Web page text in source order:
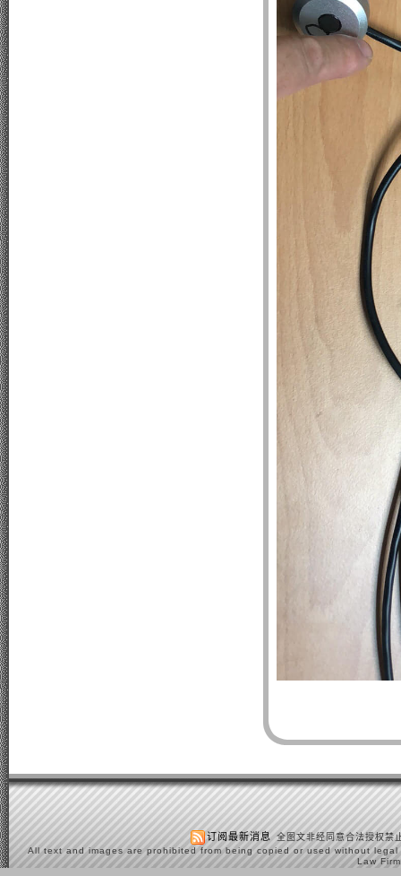
订阅最新消息 全图文非经同意合法授权禁
All text and images are prohibited from being copied or used without
Law